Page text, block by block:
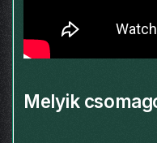
Melyik